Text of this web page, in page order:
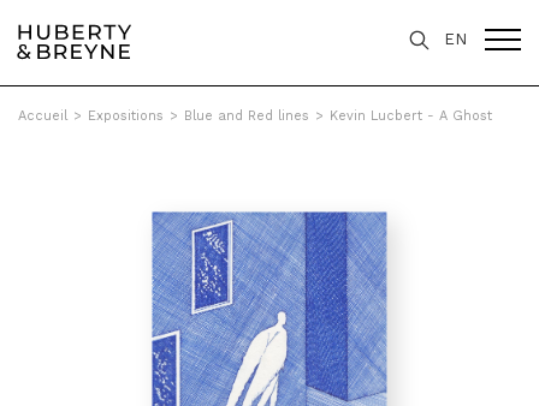
EN
Accueil > Expositions > Blue and Red lines > Kevin Lucbert - A Ghost